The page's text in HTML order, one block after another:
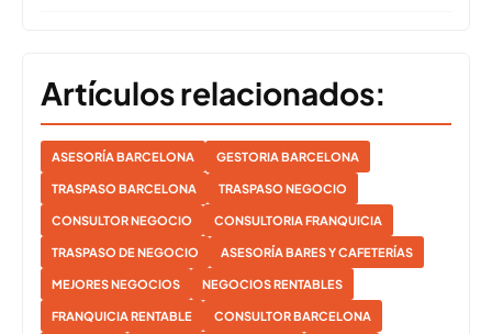
Artículos relacionados:
ASESORÍA BARCELONA GESTORIA BARCELONA
TRASPASO BARCELONA TRASPASO NEGOCIO
CONSULTOR NEGOCIO CONSULTORIA FRANQUICIA
TRASPASO DE NEGOCIO ASESORÍA BARES Y CAFETERÍAS
MEJORES NEGOCIOS NEGOCIOS RENTABLES
FRANQUICIA RENTABLE CONSULTOR BARCELONA